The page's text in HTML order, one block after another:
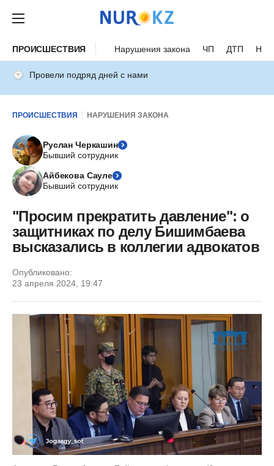
ПРОИСШЕСТВИЯ Нарушения закона ЧП ДТП
Провели подряд дней с нами
ПРОИСШЕСТВИЯ НАРУШЕНИЯ ЗАКОНА
Руслан Черкашин
Бывший сотрудник
Айбекова Сауле
Бывший сотрудник
"Просим прекратить давление": о
защитниках по делу Бишимбаева
высказались в коллегии адвокатов
Опубликовано:
23 апреля 2024, 19:47